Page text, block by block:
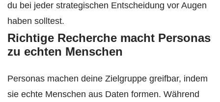
du bei jeder strategischen Entscheidung vor Augen
haben solltest.
Richtige Recherche macht Personas
zu echten Menschen
Personas machen deine Zielgruppe greifbar, indem
sie echte Menschen aus Daten formen. Während